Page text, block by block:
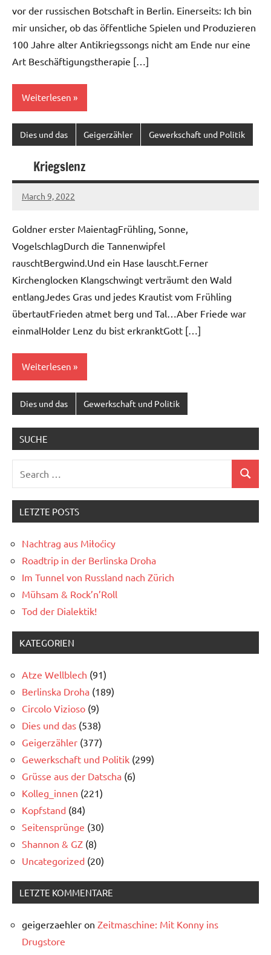
vor der russischen Botschaft in Berlin. Einerseits: Ich bin
mir unsicher, ob das öffentliche Spielen und Produzieren
100 Jahre alter Antikriegssongs nicht am Ende nur eine
Art Beschäftigungstherapie […]
Weiterlesen
Dies und das Geigerzähler Gewerkschaft und Politik
Kriegslenz
March 9, 2022
Ilja
Goldner erster MaientagFrühling, Sonne,
VogelschlagDurch die Tannenwipfel
rauschtBergwind.Und ein Hase lauscht.Ferner
Kirchenglocken Klangschwingt verträumt den Wald
entlangJedes Gras und jedes Krautist vom Frühling
übertautFrieden atmet berg und Tal…Aber Friede war
einmalHolder Lenz du bist erkranktGott […]
Weiterlesen
Dies und das Gewerkschaft und Politik
SUCHE
Search
LETZTE POSTS
Nachtrag aus Miłoćicy
Roadtrip in der Berlinska Droha
Im Tunnel von Russland nach Zürich
Mühsam & Rock’n’Roll
Tod der Dialektik!
KATEGORIEN
Atze Wellblech (91)
Berlinska Droha (189)
Circolo Vizioso (9)
Dies und das (538)
Geigerzähler (377)
Gewerkschaft und Politik (299)
Grüsse aus der Datscha (6)
Kolleg_innen (221)
Kopfstand (84)
Seitensprünge (30)
Shannon & GZ (8)
Uncategorized (20)
LETZTE KOMMENTARE
geigerzaehler on Zeitmaschine: Mit Konny ins
Drugstore